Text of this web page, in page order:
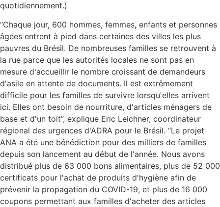
quotidiennement.)
“Chaque jour, 600 hommes, femmes, enfants et personnes
âgées entrent à pied dans certaines des villes les plus
pauvres du Brésil. De nombreuses familles se retrouvent à
la rue parce que les autorités locales ne sont pas en
mesure d'accueillir le nombre croissant de demandeurs
d'asile en attente de documents. Il est extrêmement
difficile pour les familles de survivre lorsqu'elles arrivent
ici. Elles ont besoin de nourriture, d'articles ménagers de
base et d'un toit”, explique Eric Leichner, coordinateur
régional des urgences d'ADRA pour le Brésil. “Le projet
ANA a été une bénédiction pour des milliers de familles
depuis son lancement au début de l'année. Nous avons
distribué plus de 63 000 bons alimentaires, plus de 52 000
certificats pour l'achat de produits d'hygiène afin de
prévenir la propagation du COVID-19, et plus de 16 000
coupons permettant aux familles d'acheter des articles